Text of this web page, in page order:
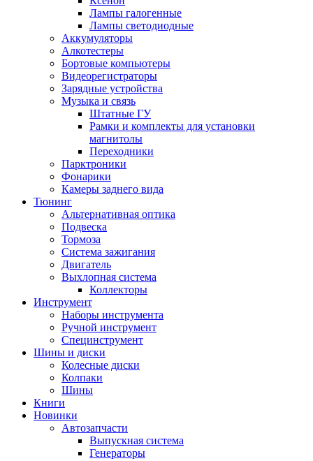
Лампы галогенные
Лампы светодиодные
Аккумуляторы
Алкотестеры
Бортовые компьютеры
Видеорегистраторы
Зарядные устройства
Музыка и связь
Штатные ГУ
Рамки и комплекты для установки
магнитолы
Переходники
Парктроники
Фонарики
Камеры заднего вида
Тюнинг
Альтернативная оптика
Подвеска
Тормоза
Система зажигания
Двигатель
Выхлопная система
Коллекторы
Инструмент
Наборы инструмента
Ручной инструмент
Специнструмент
Шины и диски
Колесные диски
Колпаки
Шины
Книги
Новинки
Автозапчасти
Выпускная система
Генераторы